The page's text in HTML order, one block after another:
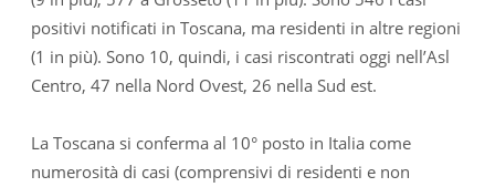
positivi notificati in Toscana, ma residenti in altre regioni
(1 in più). Sono 10, quindi, i casi riscontrati oggi nell’Asl
Centro, 47 nella Nord Ovest, 26 nella Sud est.
La Toscana si conferma al 10° posto in Italia come
numerosità di casi (comprensivi di residenti e non